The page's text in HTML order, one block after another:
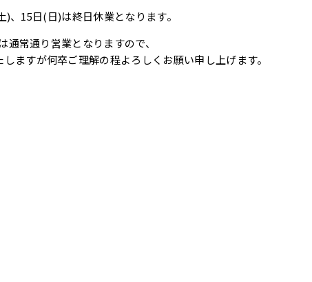
)、15日(日)は終日休業となります。
通常通り営業となりますので、
ますが何卒ご理解の程よろしくお願い申し上げます。